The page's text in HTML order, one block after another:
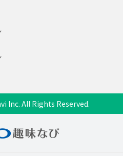
Inc. All Rights Reserved.